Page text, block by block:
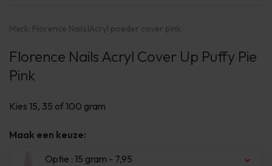
Merk: Florence Nails|Acryl poeder cover pink
Florence Nails Acryl Cover Up Puffy Pie
Pink
Kies 15, 35 of 100 gram
Maak een keuze:
Optie : 15 gram - 7,95